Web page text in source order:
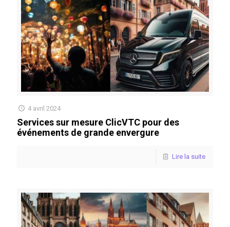
4 avril 2024
Services sur mesure ClicVTC pour des
événements de grande envergure
Lire la suite